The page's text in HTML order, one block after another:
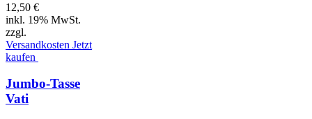
12,50 €
inkl. 19% MwSt.
zzgl.
Versandkosten Jetzt
kaufen
Jumbo-Tasse
Vati